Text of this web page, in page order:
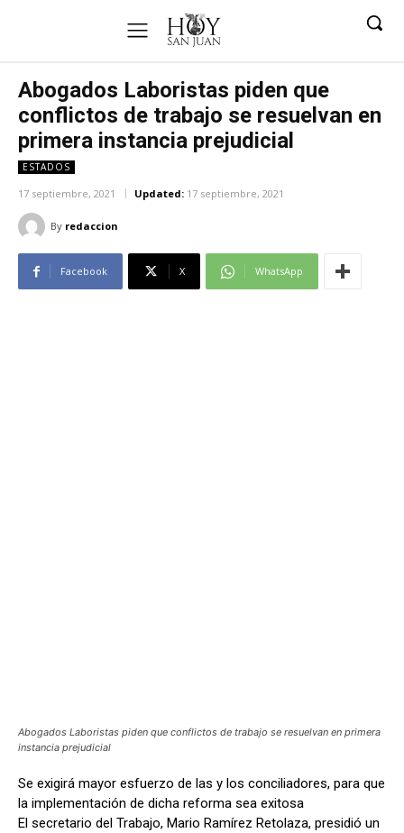
Abogados Laboristas piden que
conflictos de trabajo se resuelvan en
primera instancia prejudicial
ESTADOS
17 septiembre, 2021 Updated: 17 septiembre, 2021
By redaccion
Facebook X WhatsApp
Abogados Laboristas piden que conflictos de trabajo se resuelvan en primera
instancia prejudicial
Se exigirá mayor esfuerzo de las y los conciliadores, para que
la implementación de dicha reforma sea exitosa
El secretario del Trabajo, Mario Ramírez Retolaza, presidió un